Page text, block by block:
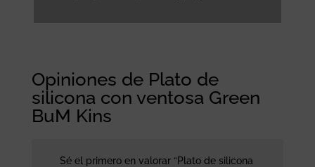
Opiniones de Plato de
silicona con ventosa Green
BuM Kins
Sé el primero en valorar “Plato de silicona